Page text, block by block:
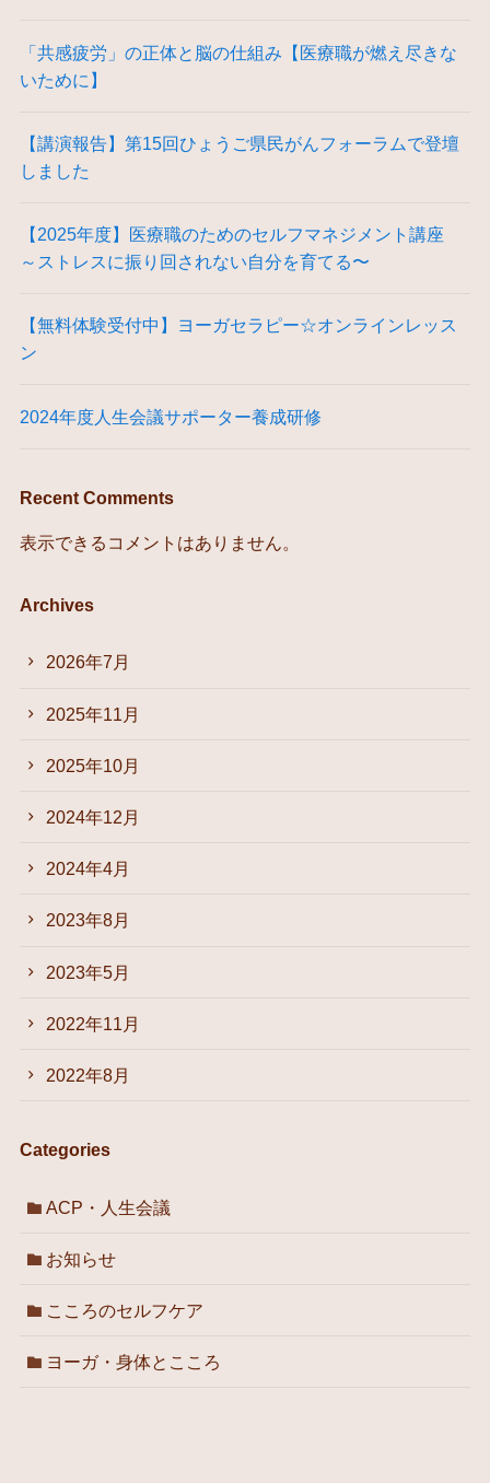
「共感疲労」の正体と脳の仕組み【医療職が燃え尽きな
いために】
【講演報告】第15回ひょうご県民がんフォーラムで登壇
しました
【2025年度】医療職のためのセルフマネジメント講座
～ストレスに振り回されない自分を育てる〜
【無料体験受付中】ヨーガセラピー☆オンラインレッス
ン
2024年度人生会議サポーター養成研修
Recent Comments
表示できるコメントはありません。
Archives
2026年7月
2025年11月
2025年10月
2024年12月
2024年4月
2023年8月
2023年5月
2022年11月
2022年8月
Categories
ACP・人生会議
お知らせ
こころのセルフケア
ヨーガ・身体とこころ